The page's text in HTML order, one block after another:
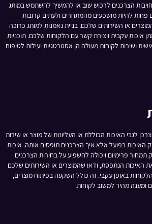
הצרכנים לרכוש שוב או להמשיך להשתמש במותג
פחות להיות מושפעים מהמתחרים ולעתים קרובות
או השירותים שלכם. בניית נאמנות למותג כרוכה
איכות עקבית ויצירת קשר עם הלקוחות שלכם. תוכניות
ושירות לקוחות מעולה הן אסטרטגיות יעילות לטיפוח
לגבי האיכות הכוללת או העליונות של מוצר או שירות
האיכות בפועל אלא איך הצרכנים תופסים אותה. איכות
פרימיום ויכולה להשפיע על בחירות הצרכנים
האיכות הנתפסת, ודאו שהמוצרים או השירותים שלכם
באופן עקבי. זה כולל השקעה בפיתוח מוצרים,
ומענה מהיר למשוב לקוחות.